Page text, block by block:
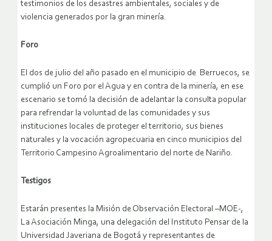
testimonios de los desastres ambientales, sociales y de
violencia generados por la gran minería.
Foro
El dos de julio del año pasado en el municipio de Berruecos, se
cumplió un Foro por el Agua y en contra de la minería, en ese
escenario se tomó la decisión de adelantar la consulta popular
para refrendar la voluntad de las comunidades y sus
instituciones locales de proteger el territorio, sus bienes
naturales y la vocación agropecuaria en cinco municipios del
Territorio Campesino Agroalimentario del norte de Nariño.
Testigos
Estarán presentes la Misión de Observación Electoral –MOE-,
La Asociación Minga, una delegación del Instituto Pensar de la
Universidad Javeriana de Bogotá y representantes de